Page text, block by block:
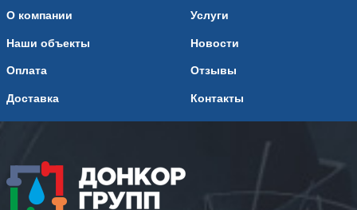
О компании
Наши объекты
Оплата
Доставка
Услуги
Новости
Отзывы
Контакты